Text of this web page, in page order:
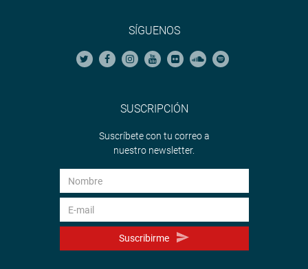
SÍGUENOS
SUSCRIPCIÓN
Suscríbete con tu correo a
nuestro newsletter.
Suscribirme